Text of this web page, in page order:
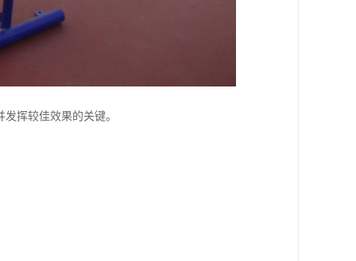
挥较佳效果的关键。